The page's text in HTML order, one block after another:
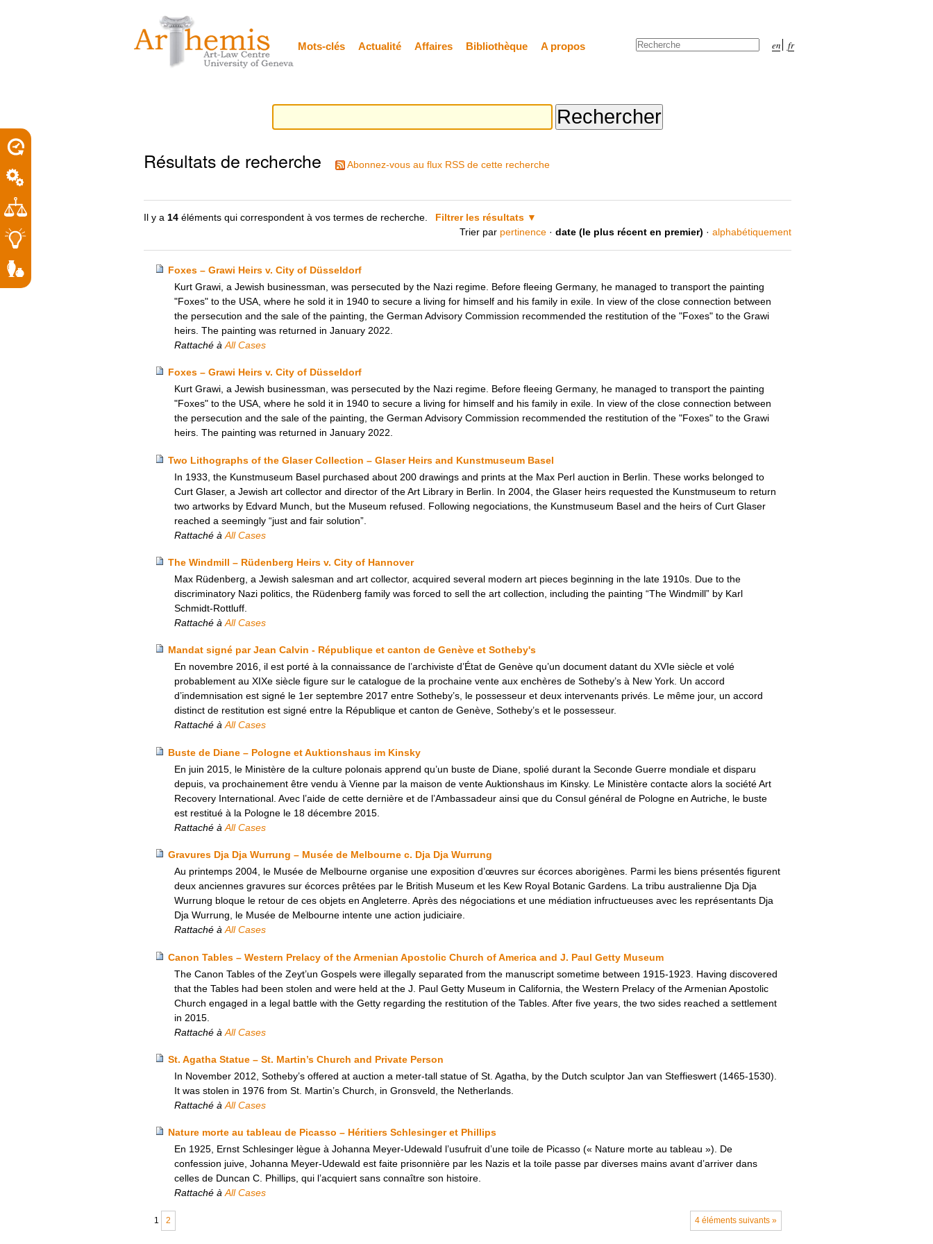
personnels
contenu.
Mots-clés Actualité Affaires Bibliothèque A propos en fr
Chercher par
Résultats de recherche Abonnez-vous au flux RSS de cette recherche
Il y a 14 éléments qui correspondent à vos termes de recherche.
Filtrer les résultats
Trier par pertinence · date (le plus récent en premier) · alphabétiquement
Foxes – Grawi Heirs v. City of Düsseldorf
Kurt Grawi, a Jewish businessman, was persecuted by the Nazi regime. Before fleeing Germany, he managed to transport the painting
"Foxes" to the USA, where he sold it in 1940 to secure a living for himself and his family in exile. In view of the close connection between
the persecution and the sale of the painting, the German Advisory Commission recommended the restitution of the "Foxes" to the Grawi
heirs. The painting was returned in January 2022.
Rattaché à All Cases
Foxes – Grawi Heirs v. City of Düsseldorf
Kurt Grawi, a Jewish businessman, was persecuted by the Nazi regime. Before fleeing Germany, he managed to transport the painting
"Foxes" to the USA, where he sold it in 1940 to secure a living for himself and his family in exile. In view of the close connection between
the persecution and the sale of the painting, the German Advisory Commission recommended the restitution of the "Foxes" to the Grawi
heirs. The painting was returned in January 2022.
Two Lithographs of the Glaser Collection – Glaser Heirs and Kunstmuseum Basel
In 1933, the Kunstmuseum Basel purchased about 200 drawings and prints at the Max Perl auction in Berlin. These works belonged to
Curt Glaser, a Jewish art collector and director of the Art Library in Berlin. In 2004, the Glaser heirs requested the Kunstmuseum to return
two artworks by Edvard Munch, but the Museum refused. Following negociations, the Kunstmuseum Basel and the heirs of Curt Glaser
reached a seemingly “just and fair solution”.
Rattaché à All Cases
The Windmill – Rüdenberg Heirs v. City of Hannover
Max Rüdenberg, a Jewish salesman and art collector, acquired several modern art pieces beginning in the late 1910s. Due to the
discriminatory Nazi politics, the Rüdenberg family was forced to sell the art collection, including the painting “The Windmill” by Karl
Schmidt-Rottluff.
Rattaché à All Cases
Mandat signé par Jean Calvin - République et canton de Genève et Sotheby's
En novembre 2016, il est porté à la connaissance de l’archiviste d’État de Genève qu’un document datant du XVIe siècle et volé
probablement au XIXe siècle figure sur le catalogue de la prochaine vente aux enchères de Sotheby’s à New York. Un accord
d’indemnisation est signé le 1er septembre 2017 entre Sotheby’s, le possesseur et deux intervenants privés. Le même jour, un accord
distinct de restitution est signé entre la République et canton de Genève, Sotheby’s et le possesseur.
Rattaché à All Cases
Buste de Diane – Pologne et Auktionshaus im Kinsky
En juin 2015, le Ministère de la culture polonais apprend qu’un buste de Diane, spolié durant la Seconde Guerre mondiale et disparu
depuis, va prochainement être vendu à Vienne par la maison de vente Auktionshaus im Kinsky. Le Ministère contacte alors la société Art
Recovery International. Avec l’aide de cette dernière et de l’Ambassadeur ainsi que du Consul général de Pologne en Autriche, le buste
est restitué à la Pologne le 18 décembre 2015.
Rattaché à All Cases
Gravures Dja Dja Wurrung – Musée de Melbourne c. Dja Dja Wurrung
Au printemps 2004, le Musée de Melbourne organise une exposition d’œuvres sur écorces aborigènes. Parmi les biens présentés figurent
deux anciennes gravures sur écorces prêtées par le British Museum et les Kew Royal Botanic Gardens. La tribu australienne Dja Dja
Wurrung bloque le retour de ces objets en Angleterre. Après des négociations et une médiation infructueuses avec les représentants Dja
Dja Wurrung, le Musée de Melbourne intente une action judiciaire.
Rattaché à All Cases
Canon Tables – Western Prelacy of the Armenian Apostolic Church of America and J. Paul Getty Museum
The Canon Tables of the Zeyt’un Gospels were illegally separated from the manuscript sometime between 1915-1923. Having discovered
that the Tables had been stolen and were held at the J. Paul Getty Museum in California, the Western Prelacy of the Armenian Apostolic
Church engaged in a legal battle with the Getty regarding the restitution of the Tables. After five years, the two sides reached a settlement
in 2015.
Rattaché à All Cases
St. Agatha Statue – St. Martin’s Church and Private Person
In November 2012, Sotheby’s offered at auction a meter-tall statue of St. Agatha, by the Dutch sculptor Jan van Steffieswert (1465-1530).
It was stolen in 1976 from St. Martin’s Church, in Gronsveld, the Netherlands.
Rattaché à All Cases
Nature morte au tableau de Picasso – Héritiers Schlesinger et Phillips
En 1925, Ernst Schlesinger lègue à Johanna Meyer-Udewald l’usufruit d’une toile de Picasso (« Nature morte au tableau »). De
confession juive, Johanna Meyer-Udewald est faite prisonnière par les Nazis et la toile passe par diverses mains avant d’arriver dans
celles de Duncan C. Phillips, qui l’acquiert sans connaître son histoire.
Rattaché à All Cases
4 éléments suivants »
1 2